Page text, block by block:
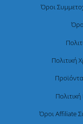
Όροι
Πολιτική
Όροι Affiliate